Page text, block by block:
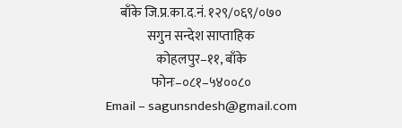
बाँके जि.प्र.का.द.नं. १२९/०६९/०७०
सगुन सन्देश साप्ताहिक
कोहलपुर–११, बाँके
फोनः–०८१–५४००८०
Email – sagunsndesh@gmail.com